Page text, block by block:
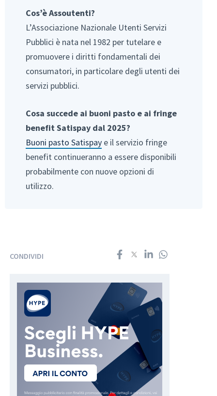
Cos’è Assoutenti?
L’Associazione Nazionale Utenti Servizi
Pubblici è nata nel 1982 per tutelare e
promuovere i diritti fondamentali dei
consumatori, in particolare degli utenti dei
servizi pubblici.
Cosa succede ai buoni pasto e ai fringe
benefitSatispay dal 2025?
Buoni pasto Satispay e il servizio fringe
benefit continueranno a essere disponibili
probabilmente con nuove opzioni di
utilizzo.
CONDIVIDI